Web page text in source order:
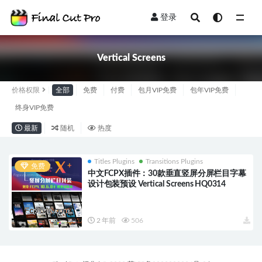
登录
Vertical Screens
价格权限 全部 免费 付费 包月VIP免费 包年VIP免费
终身VIP免费
最新 随机 热度
免费
Titles Plugins Transitions Plugins
中文FCPX插件：30款垂直竖屏分屏栏目字幕
设计包装预设 Vertical Screens HQ0314
2 年前 506